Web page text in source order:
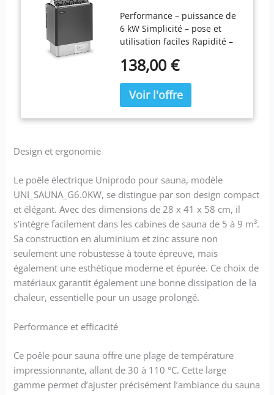
Sauna Bain Finnois
Chaleur Sèche Sec
UNI_SAUNA_G6.0KW
(Pour Cabines De 5-9
m³, 30-110 °C, Capacité
10 kg, Aluminium, Zinc)
Performance – puissance de
6 kW Simplicité – pose et
utilisation faciles Rapidité –
Durabilité – matériau robuste
modèle portatif
138,00 €
Design et ergonomie
Le poêle électrique Uniprodo pour sauna, modèle
UNI_SAUNA_G6.0KW, se distingue par son design compact
et élégant. Avec des dimensions de 28 x 41 x 58 cm, il
s’intègre facilement dans les cabines de sauna de 5 à 9 m³.
Sa construction en aluminium et zinc assure non
seulement une robustesse à toute épreuve, mais
également une esthétique moderne et épurée. Ce choix de
matériaux garantit également une bonne dissipation de la
chaleur, essentielle pour un usage prolongé.
Performance et efficacité
Ce poêle pour sauna offre une plage de température
impressionnante, allant de 30 à 110 °C. Cette large
gamme permet d’ajuster précisément l’ambiance du sauna